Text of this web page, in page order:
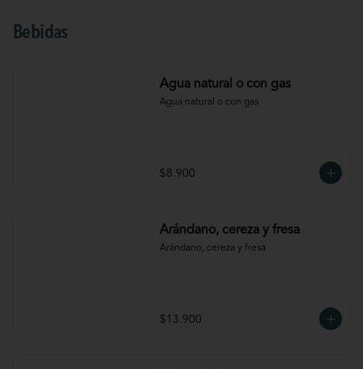
Bebidas
Agua natural o con gas
Agua natural o con gas
$8.900
Arándano, cereza y fresa
Arándano, cereza y fresa
$13.900